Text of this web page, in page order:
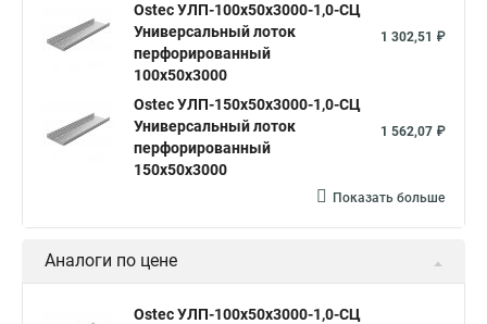
Ostec УЛП-100х50х3000-1,0-СЦ
Универсальный лоток
перфорированный
100х50х3000
1 302,51 ₽
Ostec УЛП-150х50х3000-1,0-СЦ
Универсальный лоток
перфорированный
150х50х3000
1 562,07 ₽
Показать больше
Аналоги по цене
Ostec УЛП-100х50х3000-1,0-СЦ